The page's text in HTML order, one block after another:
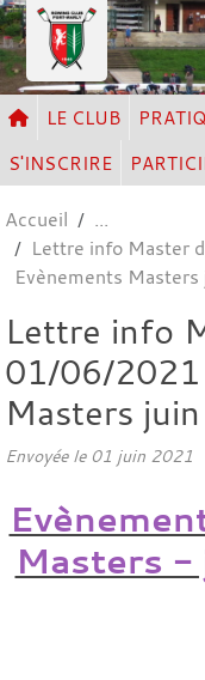
LE CLUB
S'INSCRIRE
Accueil
Lettre info Master
Evènements
Lettre info
01/06/
Masters
Envoyée le 01 juin 2021
Masters -
Panneau de gestion